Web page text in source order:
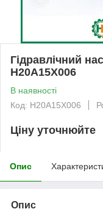
Гідравлічний
H20A15X006
В наявності
Код: H20A15X006
Ціну уточнюйте
Опис
Опис